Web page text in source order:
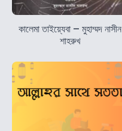
কালেমা তাইয়্যেবা – মুহাম্মদ নাসীন
শাহরুখ